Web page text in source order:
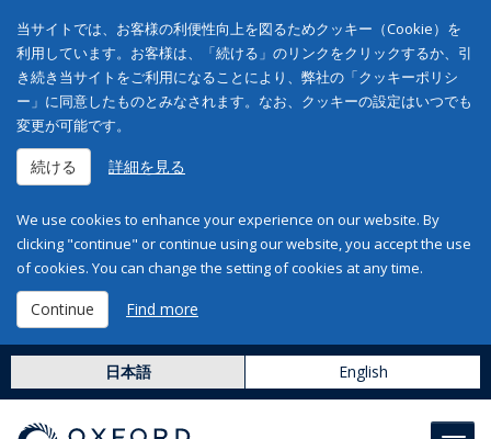
当サイトでは、お客様の利便性向上を図るためクッキー（Cookie）を
利用しています。お客様は、「続ける」のリンクをクリックするか、引
き続き当サイトをご利用になることにより、弊社の「クッキーポリシ
ー」に同意したものとみなされます。なお、クッキーの設定はいつでも
変更が可能です。
続ける 詳細を見る
We use cookies to enhance your experience on our website. By
clicking "continue" or continue using our website, you accept the use
of cookies. You can change the setting of cookies at any time.
Continue Find more
日本語 English